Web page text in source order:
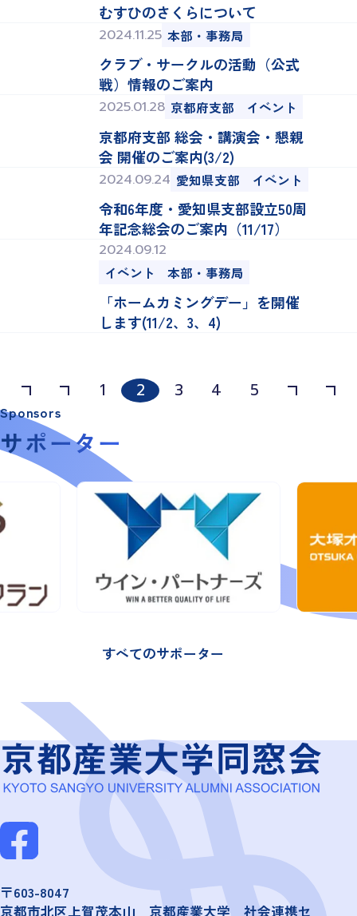
むすひのさくらについて
2024.11.25 本部・事務局
クラブ・サークルの活動（公式
戦）情報のご案内
2025.01.28 京都府支部 イベント
京都府支部 総会・講演会・懇親
会 開催のご案内(3/2)
2024.09.24 愛知県支部 イベント
令和6年度・愛知県支部設立50周
年記念総会のご案内（11/17）
2024.09.12
イベント 本部・事務局
「ホームカミングデー」を開催
します(11/2、3、4)
1 2 3 4 5
Sponsors
サポーター
すべてのサポーター
〒603-8047
京都市北区上賀茂本山 京都産業大学 社会連携セ